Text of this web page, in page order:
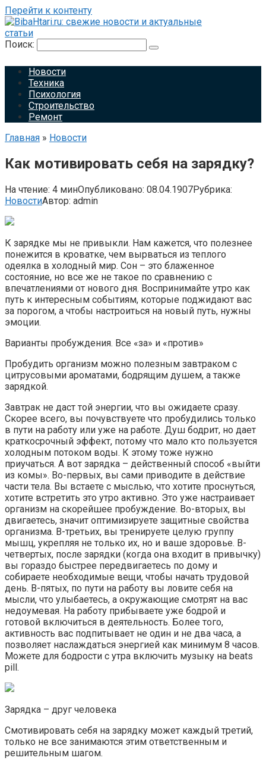
Перейти к контенту
Поиск:
Новости
Техника
Психология
Строительство
Ремонт
Главная » Новости
Как мотивировать себя на зарядку?
На чтение: 4 минОпубликовано: 08.04.1907Рубрика:
НовостиАвтор: admin
К зарядке мы не привыкли. Нам кажется, что полезнее
понежится в кроватке, чем вырваться из теплого
одеялка в холодный мир. Сон – это блаженное
состояние, но все же не такое по сравнению с
впечатлениями от нового дня. Воспринимайте утро как
путь к интересным событиям, которые поджидают вас
за порогом, а чтобы настроиться на новый путь, нужны
эмоции.
Варианты пробуждения. Все «за» и «против»
Пробудить организм можно полезным завтраком с
цитрусовыми ароматами, бодрящим душем, а также
зарядкой.
Завтрак не даст той энергии, что вы ожидаете сразу.
Скорее всего, вы почувствуете что пробудились только
в пути на работу или уже на работе. Душ бодрит, но дает
краткосрочный эффект, потому что мало кто пользуется
холодным потоком воды. К этому тоже нужно
приучаться. А вот зарядка – действенный способ «выйти
из комы». Во-первых, вы сами приводите в действие
части тела. Вы встаете с мыслью, что хотите проснуться,
хотите встретить это утро активно. Это уже настраивает
организм на скорейшее пробуждение. Во-вторых, вы
двигаетесь, значит оптимизируете защитные свойства
организма. В-третьих, вы тренируете целую группу
мышц, укрепляя не только их, но и ваше здоровье. В-
четвертых, после зарядки (когда она входит в привычку)
вы гораздо быстрее передвигаетесь по дому и
собираете необходимые вещи, чтобы начать трудовой
день. В-пятых, по пути на работу вы ловите себя на
мысли, что улыбаетесь, а окружающие смотрят на вас
недоумевая. На работу прибываете уже бодрой и
готовой включиться в деятельность. Более того,
активность вас подпитывает не один и не два часа, а
позволяет наслаждаться энергией как минимум 8 часов.
Можете для бодрости с утра включить музыку на beats
pill.
Зарядка – друг человека
Смотивировать себя на зарядку может каждый третий,
только не все занимаются этим ответственным и
решительным шагом.